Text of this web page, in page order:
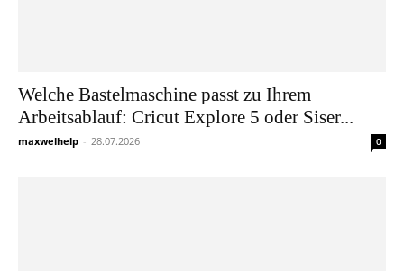
Welche Bastelmaschine passt zu Ihrem
Arbeitsablauf: Cricut Explore 5 oder Siser...
maxwelhelp - 28.07.2026 0